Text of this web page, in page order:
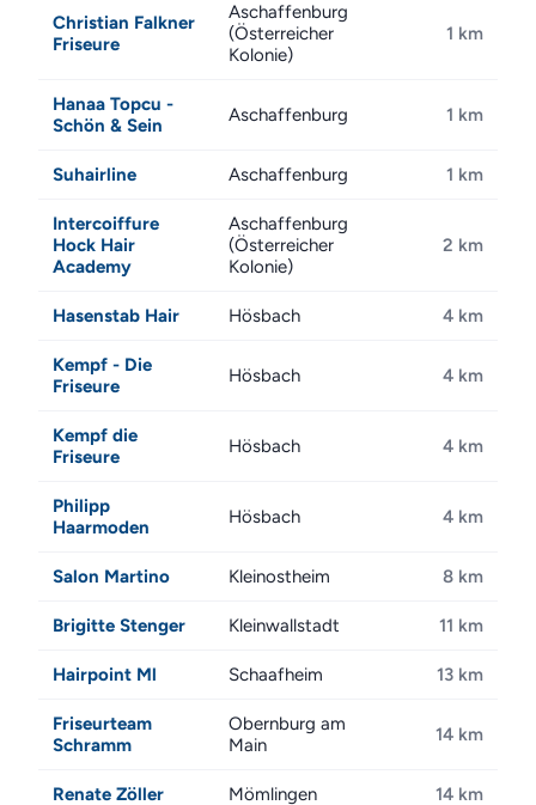
Christian Falkner
Friseure
Aschaffenburg
(Österreicher
Kolonie)
1 km
Hanaa Topcu -
Schön & Sein
Aschaffenburg 1 km
Suhairline Aschaffenburg 1 km
Intercoiffure
Hock Hair
Academy
Aschaffenburg
(Österreicher
Kolonie)
2 km
Hasenstab Hair Hösbach 4 km
Kempf - Die
Friseure
Hösbach 4 km
Kempf die
Friseure
Hösbach 4 km
Philipp
Haarmoden
Hösbach 4 km
Salon Martino Kleinostheim 8 km
Brigitte Stenger Kleinwallstadt 11 km
Hairpoint Ml Schaafheim 13 km
Friseurteam
Schramm
Obernburg am
Main
14 km
Renate Zöller Mömlingen 14 km